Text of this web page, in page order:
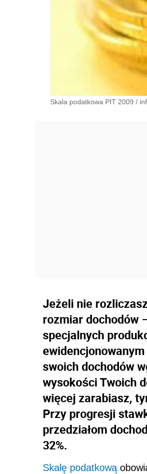
Skala podatkowa PIT 2009 /
Jeżeli nie
rozmiar dochodów
specjalnych
swoich dochodów
wysokości Twoich
więcej zarabiasz,
Przy progresji
przedziałom
32%.
Skalę podatkową